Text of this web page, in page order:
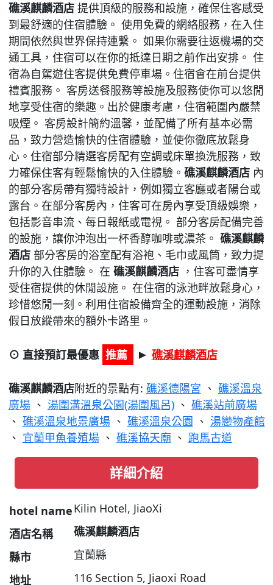
礁溪麒麟酒店提供頂級的服務和設施，確保住客感受
到最舒適的住宿體驗。 使用免費的網絡服務，在入住
期間依然與世界保持連繫。 如果你需要往返機場的交
通工具，住宿可以在你的抵達日期之前作出安排。 住
宿為自駕遊住客提供免費停車場。住宿會在前台提供
禮賓服務。 客房送餐服務等設施及服務使你可以悠閒
地享受住宿的樂趣。出於健康考慮，住宿範圍內嚴禁
吸煙。 客房設計簡約溫馨，並配備了所有基本必需
品，致力營造愉快的住宿體驗，並使你徹底放鬆身
心。住宿部分精選客房配有空調或床單換洗服務，致
力確保住客有輕鬆愉快的入住體驗。 礁溪麒麟酒店內
的部分客房帶有獨特設計，例如獨立客廳或者陽台或
露台。在部分客房內，住客可在房內享受頂級娛樂，
包括影音串流、每日報紙或電視。 部分客房配備完善
的設施，讓你沖泡出一杯香醇咖啡或濃茶。 礁溪麒麟
酒店部分客房的浴室配有浴袍、毛巾或風筒，致力提
升你的入住體驗。 在 礁溪麒麟酒店，住客可盡情享
受住宿提供的休閒設施。 在住宿的泳池畔放鬆身心，
珍惜悠閒一刻。利用住宿設備齊全的運動設施，消除
假日放縱帶來的額外卡路里。
⊙ 直接預訂最優惠 推薦 ► 礁溪麒麟酒店
礁溪麒麟酒店附近的景點有: 礁溪德陽宮 、 礁溪溫泉
廣場、 湯圍溝溫泉公園(湯圍風呂)、 礁溪站前廣場
、 礁溪溫泉地景廣場、 礁溪溫泉公園 、 湯戀物產館
、 宜蘭甲魚養殖場、 礁溪協天廟 、 跑馬古道
詳細介紹
hotel nameKilin Hotel, JiaoXi
酒店名稱
礁溪麒麟酒店
縣市
宜蘭縣
地址
116 Section 5, Jiaoxi Road